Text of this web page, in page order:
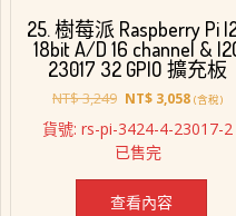
25. 樹莓派 Raspberry Pi
18bit A/D 16 channel &
23017 32 GPIO 擴充板
NT$3,249 原
價
格：
NT$ 3,249。
NT$ 3,058目
價
NT$
(含稅)
貨號: rs-pi-3424-4-23017-2
已售完
查看內容